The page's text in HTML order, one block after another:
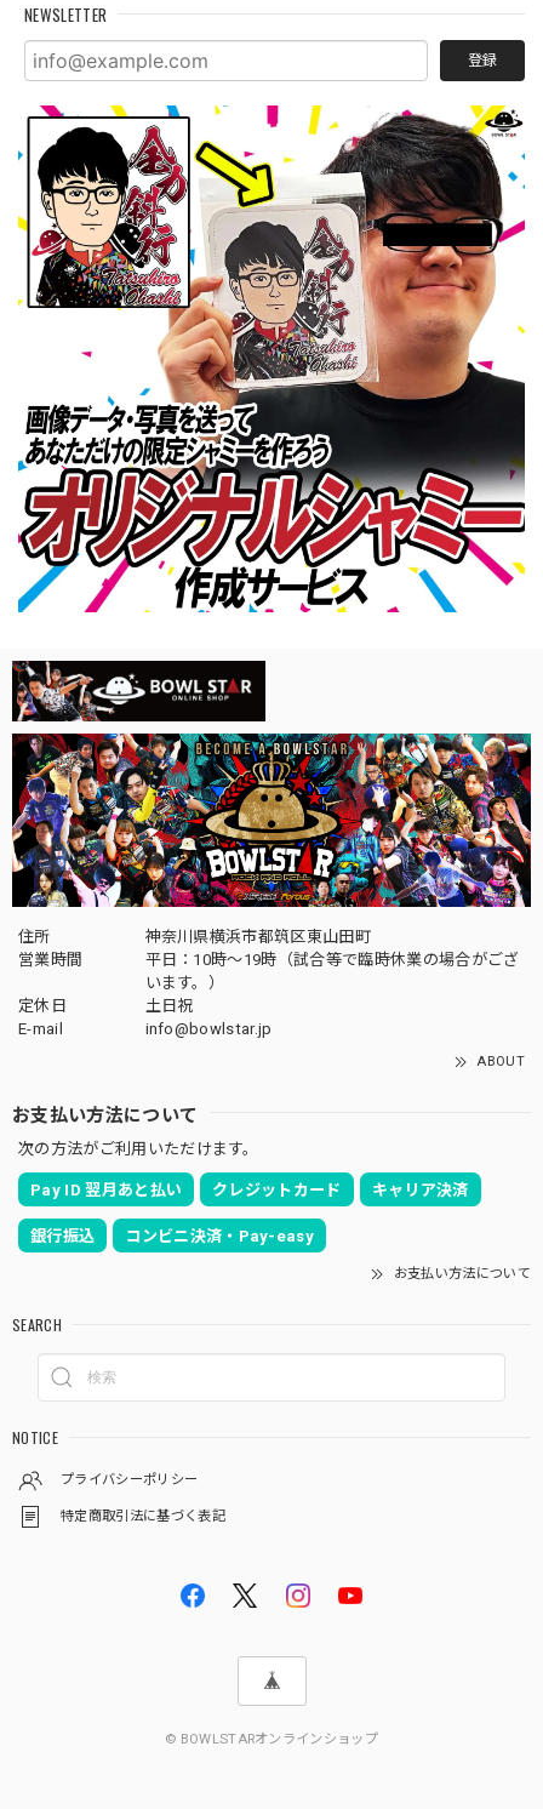
NEWSLETTER
登録
住所
神奈川県横浜市都筑区東山田町
営業時間
平日：10時～19時（試合等で臨時休業の場合がござ
います。）
定休日
土日祝
E-mail
info@bowlstar.jp
ABOUT
お支払い方法について
次の方法がご利用いただけます。
Pay ID 翌月あと払い クレジットカード キャリア決済
銀行振込 コンビニ決済・Pay-easy
お支払い方法について
SEARCH
NOTICE
プライバシーポリシー
特定商取引法に基づく表記
© BOWLSTARオンラインショップ